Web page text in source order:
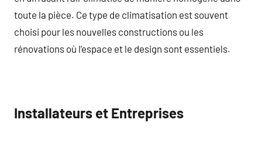
toute la pièce. Ce type de climatisation est souvent
choisi pour les nouvelles constructions ou les
rénovations où l’espace et le design sont essentiels.
Installateurs et Entreprises